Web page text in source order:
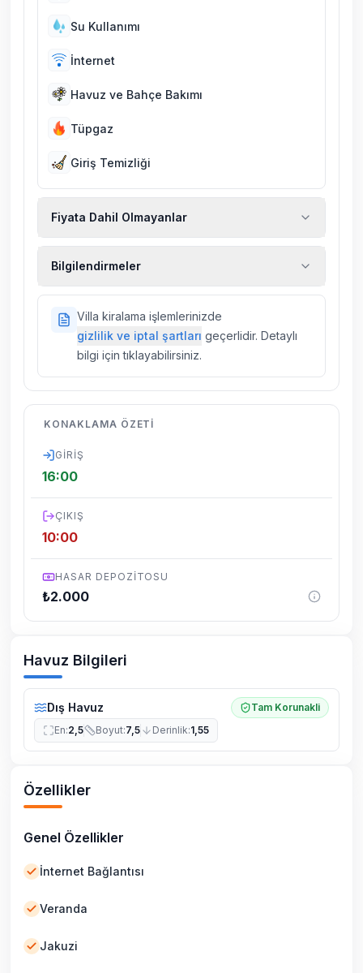
Su Kullanımı
İnternet
Havuz ve Bahçe Bakımı
Tüpgaz
Giriş Temizliği
Fiyata Dahil Olmayanlar
sigortaları fiyatlara dahil değildir.
Bilgilendirmeler
villalarımızda düzenli olarak ilaçlama
yapılmaktadır. Buna rağmen çevrede
kelebek, böcek, sinek vs. bulunma ihtimali
dönemsel olarak altyapı çalışmaları
yapılabilmektedir. Bu çalışma nedeniyle yol
Villa kiralama işlemlerinizde
gizlilik ve iptal şartları geçerlidir. Detaylı
bilgi için tıklayabilirsiniz.
KONAKLAMA ÖZETI
GIRIŞ
16:00
ÇIKIŞ
10:00
HASAR DEPOZITOSU
₺2.000
Havuz Bilgileri
Dış Havuz
Tam Korunakli
En:2,5 Boyut:7,5 Derinlik:1,55
Özellikler
Genel Özellikler
İnternet Bağlantısı
Veranda
Jakuzi